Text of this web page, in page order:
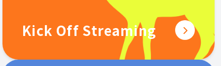
Kick Off Streaming